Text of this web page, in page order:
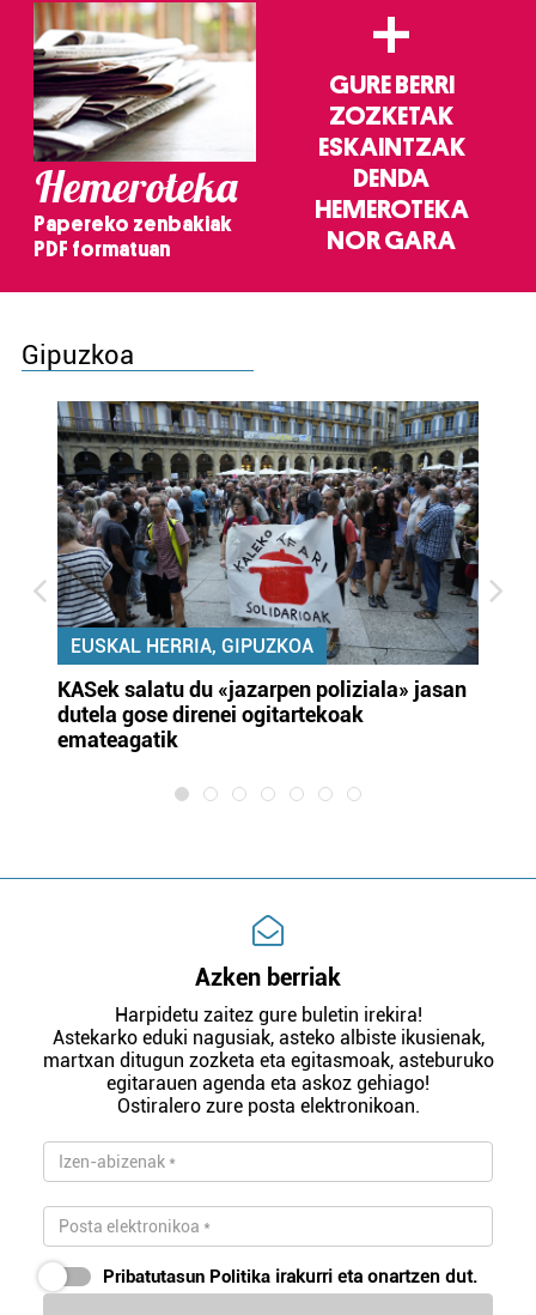
Hemeroteka
Papereko zenbakiak
PDF formatuan
+
GURE BERRI
ZOZKETAK
ESKAINTZAK
DENDA
HEMEROTEKA
NOR GARA
Gipuzkoa
EUSKAL HERRIA, GIPUZKOA
KASek salatu du «jazarpen poliziala» jasan
dutela gose direnei ogitartekoak
emateagatik
Azken berriak
Harpidetu zaitez gure buletin irekira!
Astekarko eduki nagusiak, asteko albiste ikusienak,
martxan ditugun zozketa eta egitasmoak, asteburuko
egitarauen agenda eta askoz gehiago!
Ostiralero zure posta elektronikoan.
Pribatutasun Politika irakurri eta onartzen dut.